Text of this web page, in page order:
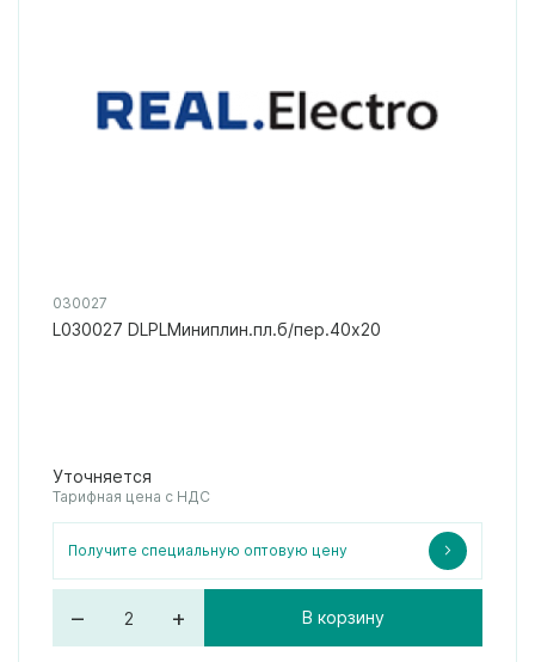
030027
L030027 DLPLМиниплин.пл.б/пер.40х20
Уточняется
Тарифная цена с НДС
Получите специальную оптовую цену
– + В корзину